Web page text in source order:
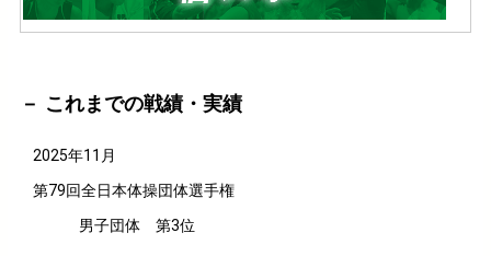
これまでの戦績・実績
2025年11月
第79回全日本体操団体選手権
男子団体 第3位